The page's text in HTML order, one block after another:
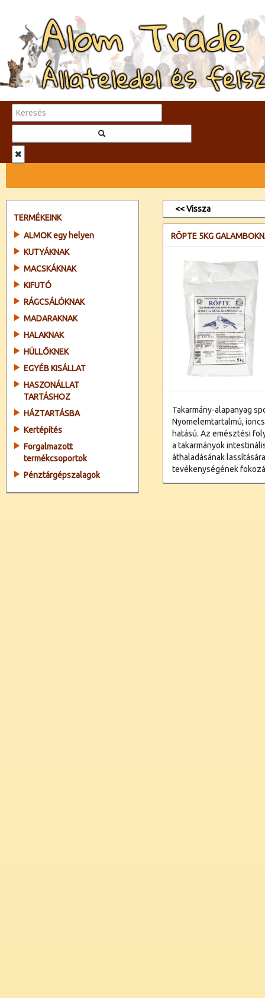
Alom Trade
Állateledel és
TERMÉKEINK
ALMOK egy helyen
KUTYÁKNAK
MACSKÁKNAK
KIFUTÓ
RÁGCSÁLÓKNAK
MADARAKNAK
HALAKNAK
HÜLLŐKNEK
EGYÉB KISÁLLAT
HASZONÁLLAT
TARTÁSHOZ
HÁZTARTÁSBA
Kertépítés
Forgalmazott
termékcsoportok
Pénztárgépszalagok
<< Vissza
RÖPTE 5KG
Takarmány-alapanyag
Nyomelemtartalmú,
hatású. Az emésztési
a takarmányok
áthaladásának
tevékenységének